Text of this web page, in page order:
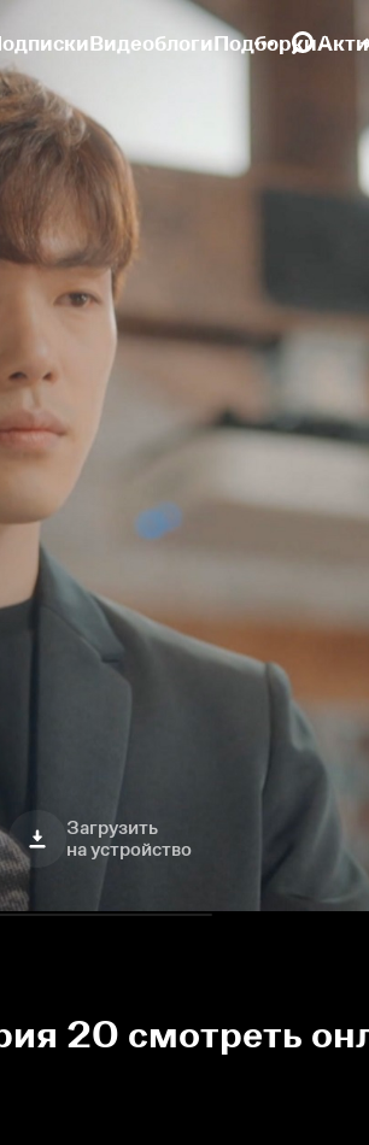
ВидеоблогиПодборки
Загрузить
на устройство
20 смотреть